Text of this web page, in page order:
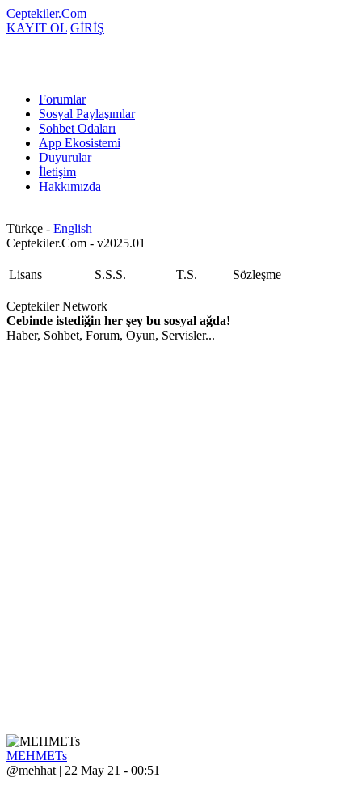
Ceptekiler.Com
KAYIT OL GİRİŞ
Forumlar
Sosyal Paylaşımlar
Sohbet Odaları
App Ekosistemi
Duyurular
İletişim
Hakkımızda
Türkçe - English
Ceptekiler.Com - v2025.01
Lisans S.S.S. T.S. Sözleşme
Ceptekiler Network
Cebinde istediğin her şey bu sosyal ağda!
Haber, Sohbet, Forum, Oyun, Servisler...
MEHMETs
@mehhat | 22 May 21 - 00:51